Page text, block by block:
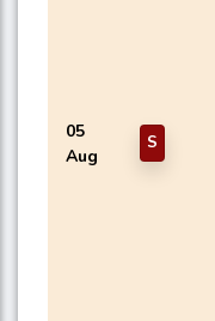
05
Aug
S